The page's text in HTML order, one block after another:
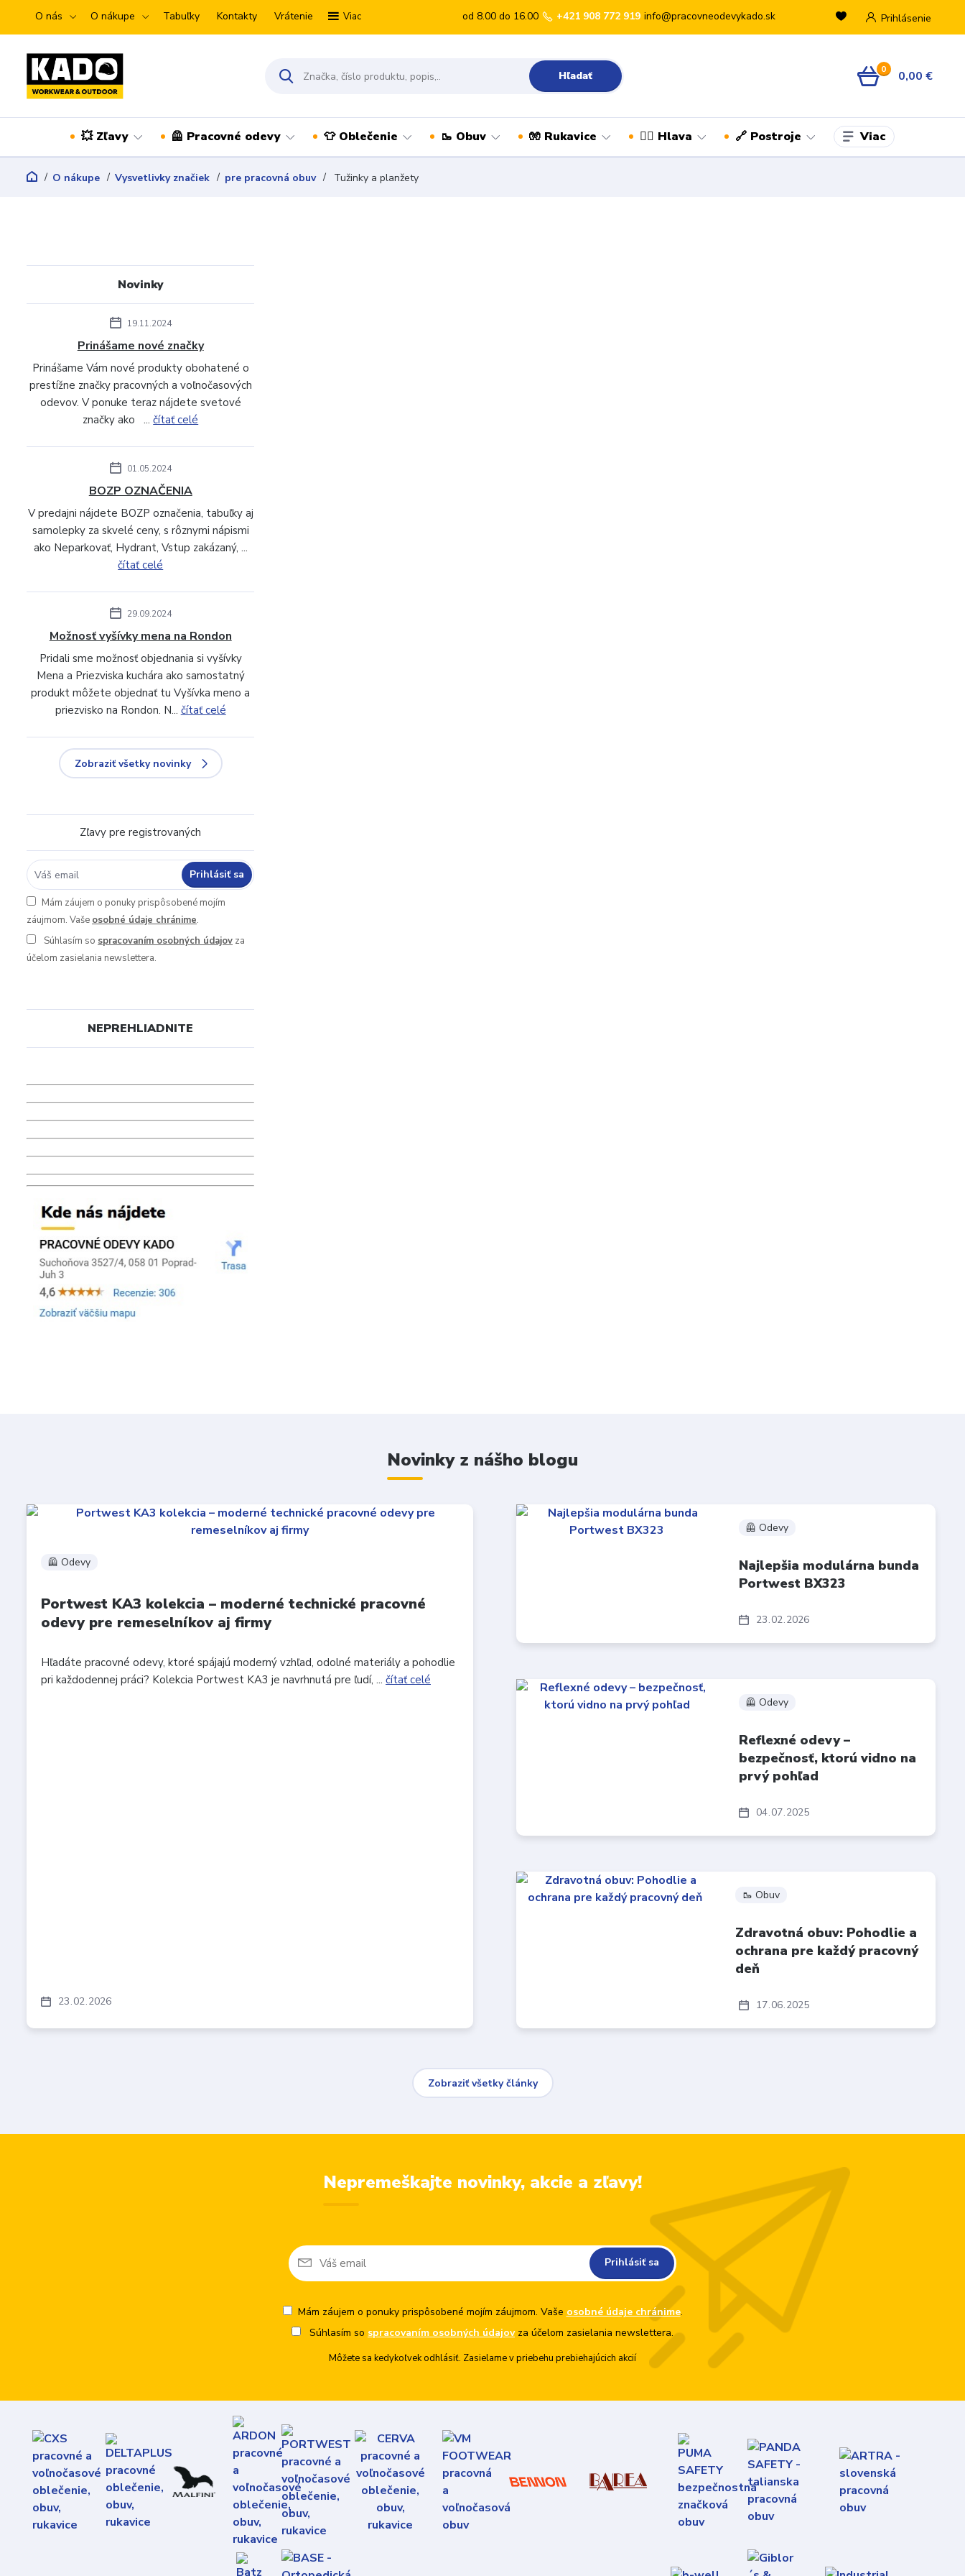
O nás O nákupe Tabuľky Kontakty Vrátenie Viac Prihlásenie
Hľadať
od 8.00 do 16.00 +421 908 772 919 info@pracovneodevykado.sk
0 0,00 €
💥 Zľavy 🦺 Pracovné odevy 👕 Oblečenie 🥾 Obuv 🧤 Rukavice 👷‍♂️ Hlava 🔗 Postroje Viac
O nákupe Vysvetlivky značiek pre pracovná obuv Tužinky a planžety
Novinky
19.11.2024
Prinášame nové značky
Prinášame Vám nové produkty obohatené o
prestížne značky pracovných a voľnočasových
odevov. V ponuke teraz nájdete svetové
značky ako ...čítať celé
01.05.2024
BOZP OZNAČENIA
V predajni nájdete BOZP označenia, tabuľky aj
samolepky za skvelé ceny, s rôznymi nápismi
ako Neparkovať, Hydrant, Vstup zakázaný, ...
čítať celé
29.09.2024
Možnosť vyšívky mena na Rondon
Pridali sme možnosť objednania si vyšívky
Mena a Priezviska kuchára ako samostatný
produkt môžete objednať tu Vyšívka meno a
priezvisko na Rondon. N... čítať celé
Zobraziť všetky novinky
Zľavy pre registrovaných
Prihlásiť sa
Mám záujem o ponuky prispôsobené mojím
záujmom. Vaše osobné údaje chránime.
Súhlasím so spracovaním osobných údajov za
účelom zasielania newslettera.
NEPREHLIADNITE
Novinky z nášho blogu
23 02 2026
🦺 Odevy
Portwest KA3 kolekcia – moderné technické pracovné
odevy pre remeselníkov aj firmy
Hľadáte pracovné odevy, ktoré spájajú moderný vzhľad, odolné materiály a pohodlie
pri každodennej práci? Kolekcia Portwest KA3 je navrhnutá pre ľudí, ... čítať celé
23 02 2026
🦺 Odevy
Najlepšia modulárna bunda
Portwest BX323
04 07 2025
🦺 Odevy
Reflexné odevy –
bezpečnosť, ktorú vidno na
prvý pohľad
17 06 2025
🥾 Obuv
Zdravotná obuv: Pohodlie a
ochrana pre každý pracovný
deň
Zobraziť všetky články
Nepremeškajte novinky, akcie a zľavy!
Prihlásiť sa
Mám záujem o ponuky prispôsobené mojím záujmom. Vaše osobné údaje chránime.
Súhlasím so spracovaním osobných údajovza účelom zasielania newslettera.
Môžete sa kedykoľvek odhlásiť. Zasielame v priebehu prebiehajúcich akcií